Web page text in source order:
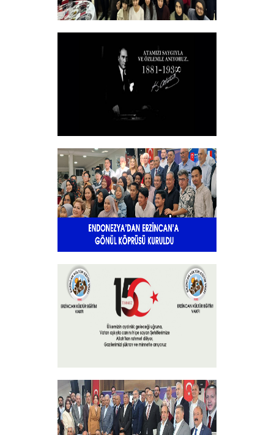
Vakfımızın 2025-2026 Yılı Burs
Toplantısı Yapıldı.
+
10 KASIM
+
Endonezya’dan Erzincan’a gönül
köprüsü
+
15 Temmuz 2025
+